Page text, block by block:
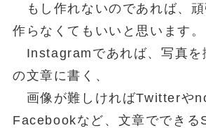
もし作れないのであれば、頑
作らなくてもいいと思います。
Instagramであれば、写真を
の文章に書く、
画像が難しければTwitterや
Facebookなど、文章でできる